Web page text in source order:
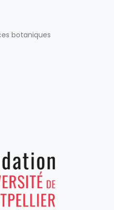
botaniques